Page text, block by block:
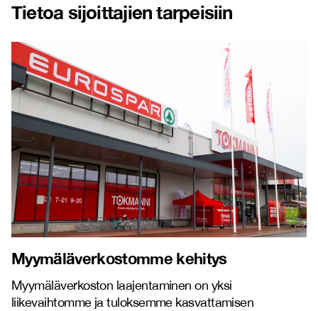
Tietoa sijoittajien tarpeisiin
Myymäläverkostomme kehitys
Myymäläverkoston laajentaminen on yksi
liikevaihtomme ja tuloksemme kasvattamisen